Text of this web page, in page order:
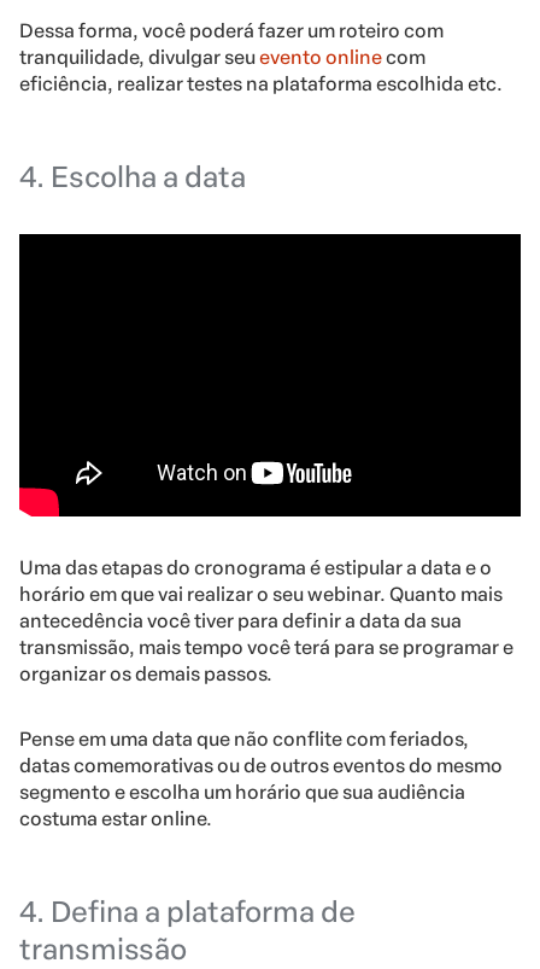
Dessa forma, você poderá fazer um roteiro com
tranquilidade, divulgar seuevento onlinecom
eficiência, realizar testes na plataforma escolhida etc.
4. Escolha a data
Uma das etapas do cronograma é estipular a data e o
horário em que vai realizar o seu webinar. Quanto mais
antecedência você tiver para definir a data da sua
transmissão, mais tempo você terá para se programar e
organizar os demais passos.
Pense em uma data que não conflite com feriados,
datas comemorativas ou de outros eventos do mesmo
segmento e escolha um horário que sua audiência
costuma estar online.
4. Defina a plataforma de
transmissão